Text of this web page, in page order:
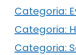
Categoria:
Categoria:
Categoria: